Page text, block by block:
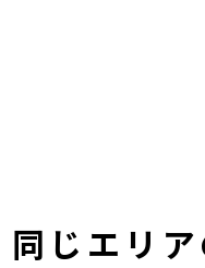
同じエリ